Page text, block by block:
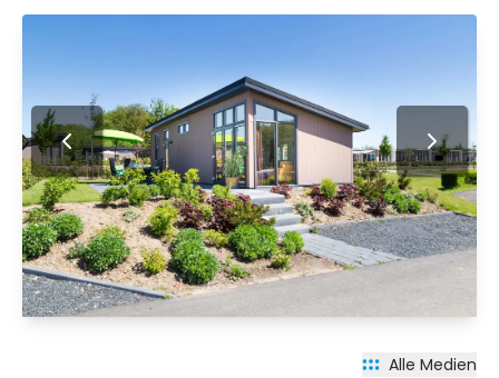
Alle Medien